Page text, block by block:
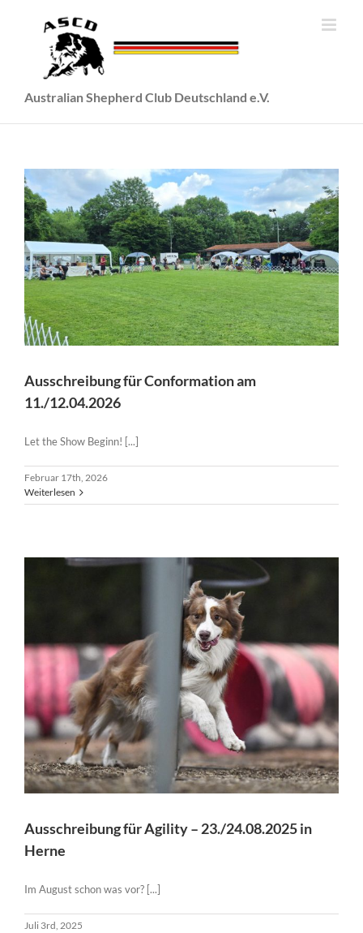
Australian Shepherd Club Deutschland e.V.
Ausschreibung für Conformation am 11./12.04.2026
Ausschreibung für Conformation am
11./12.04.2026
Let the Show Beginn! [...]
Februar 17th, 2026
Weiterlesen
Ausschreibung für Agility – 23./24.08.2025 in Herne
Ausschreibung für Agility – 23./24.08.2025 in
Herne
Im August schon was vor? [...]
Juli 3rd, 2025